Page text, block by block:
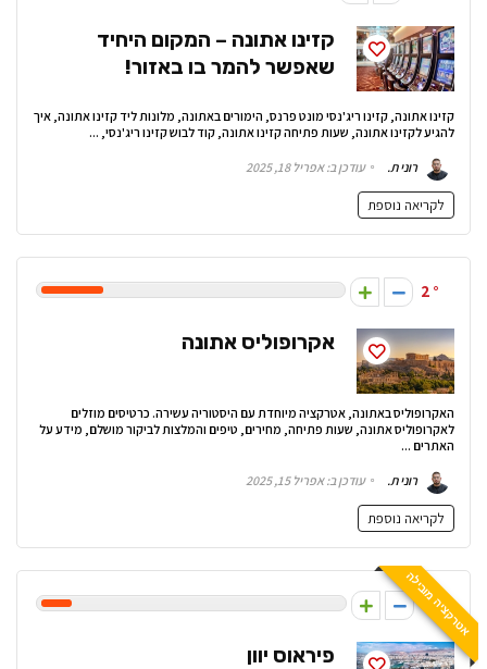
קזינו אתונה – המקום היחיד
שאפשר להמר בו באזור!
קזינו אתונה, קזינו ריג'נסי מונט פרנס, הימורים באתונה, מלונות ליד קזינו אתונה, איך
להגיע לקזינו אתונה, שעות פתיחה קזינו אתונה, קוד לבוש קזינו ריג'נסי, ...
רוני ת. עודכן ב: אפריל 18, 2025
לקריאה נוספת
2
אקרופוליס אתונה
האקרופוליס באתונה, אטרקציה מיוחדת עם היסטוריה עשירה. כרטיסים מוזלים
לאקרופוליס אתונה, שעות פתיחה, מחירים, טיפים והמלצות לביקור מושלם, מידע על
האתרים ...
רוני ת. עודכן ב: אפריל 15, 2025
לקריאה נוספת
אטרקציה מובילה
1
פיראוס יוון